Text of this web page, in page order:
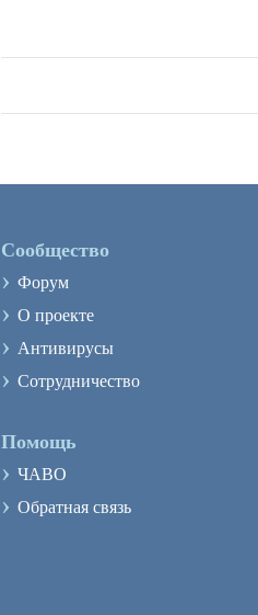
Сообщество
› Форум
› О проекте
› Антивирусы
› Сотрудничество
Помощь
› ЧАВО
› Обратная связь